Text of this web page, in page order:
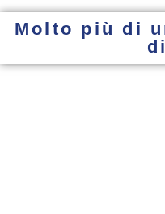
Molto più di